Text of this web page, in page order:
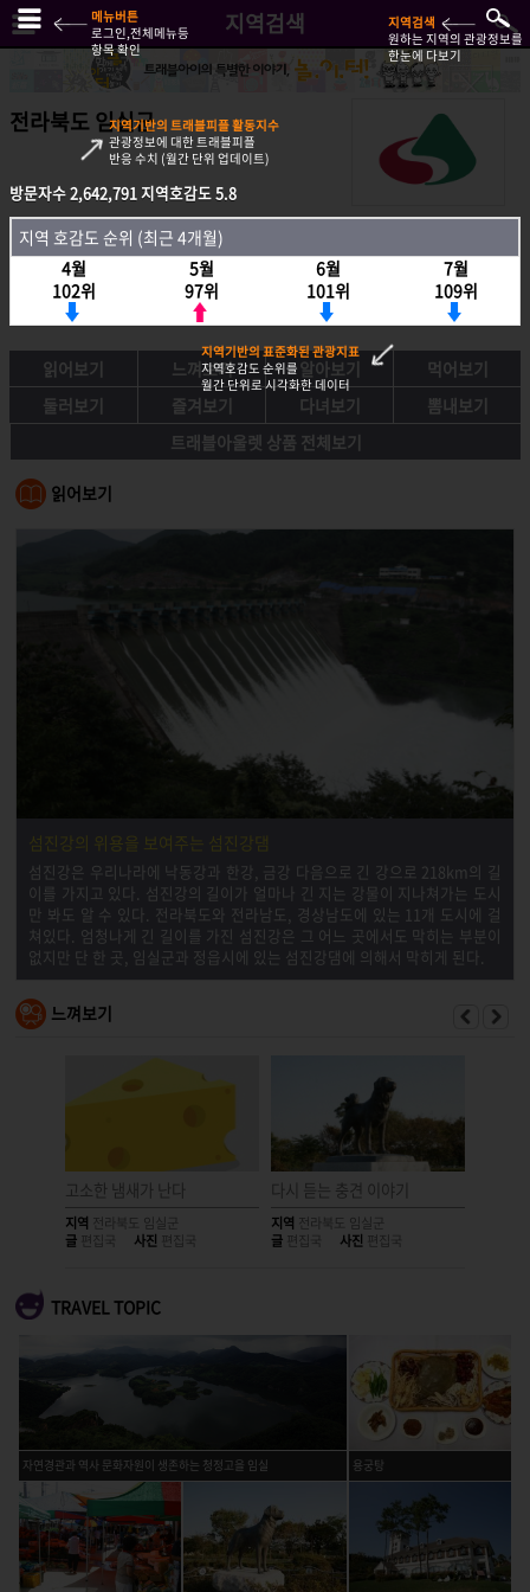
지역검색
전라북도 임실군
방문자수2,642,791지역호감도5.8
지역호감도 순위 (최근 4개월)
4월
102위
5월
97위
6월
101위
7월
109위
읽어보기 느껴보기 알아보기
먹어보기
둘러보기
즐겨보기 다녀보기
뽐내보기
트래블아울렛 상품 전체보기
읽어보기
섬진강의 위용을 보여주는 섬진강댐
섬진강은 우리나라에 낙동강과 한강, 금강 다음으로 긴 강으로 218km의 길
이를 가지고 있다. 섬진강의 길이가 얼마나 긴 지는 강물이 지나쳐가는 도시
만 봐도 알 수 있다. 전라북도와 전라남도, 경상남도에 있는 11개 도시에 걸
쳐있다. 엄청나게 긴 길이를 가진 섬진강은 그 어느 곳에서도 막히는 부분이
없지만 단 한 곳, 임실군과 정읍시에 있는 섬진강댐에 의해서 막히게 된다.
느껴보기
고소한 냄새가 난다
지역 전라북도 임실군
글 편집국 사진 편집국
다시 듣는 충견 이야기
지역 전라북도 임실군
글 편집국 사진 편집국
TRAVEL TOPIC
자연경관과 역사 문화자원이 생존하는 청정고을 임실 용궁탕
방문자수2,642,791지역호감도5.8
지역 호감도 순위 (최근 4개월)
4월
102위
5월
97위
6월
101위
7월
109위
메뉴버튼
로그인,전체메뉴등
항목 확인
지역검색
원하는 지역의 관광정보를
한눈에 다보기
지역기반의 트래블피플 활동지수
관광정보에 대한 트래블피플
반응 수치 (월간 단위 업데이트)
지역기반의 표준화된 관광지표
지역호감도 순위를
월간 단위로 시각화한 데이터